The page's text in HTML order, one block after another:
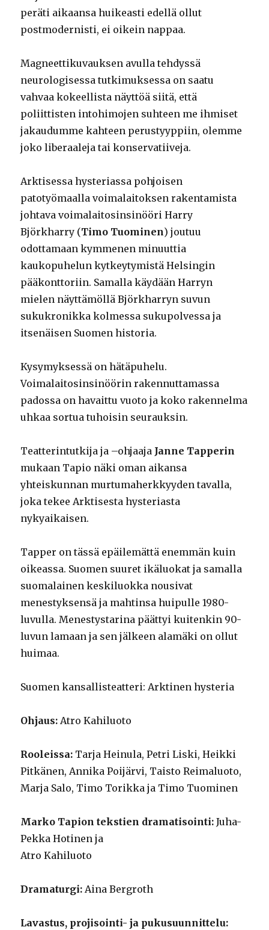
peräti aikaansa huikeasti edellä ollut
postmodernisti, ei oikein nappaa.
Magneettikuvauksen avulla tehdyssä
neurologisessa tutkimuksessa on saatu
vahvaa kokeellista näyttöä siitä, että
poliittisten intohimojen suhteen me ihmiset
jakaudumme kahteen perustyyppiin, olemme
joko liberaaleja tai konservatiiveja.
Arktisessa hysteriassa pohjoisen
patotyömaalla voimalaitoksen rakentamista
johtava voimalaitosinsinööri Harry
Björkharry (Timo Tuominen) joutuu
odottamaan kymmenen minuuttia
kaukopuhelun kytkeytymistä Helsingin
pääkonttoriin. Samalla käydään Harryn
mielen näyttämöllä Björkharryn suvun
sukukronikka kolmessa sukupolvessa ja
itsenäisen Suomen historia.
Kysymyksessä on hätäpuhelu.
Voimalaitosinsinöörin rakennuttamassa
padossa on havaittu vuoto ja koko rakennelma
uhkaa sortua tuhoisin seurauksin.
Teatterintutkija ja –ohjaaja Janne Tapperin
mukaan Tapio näki oman aikansa
yhteiskunnan murtumaherkkyyden tavalla,
joka tekee Arktisesta hysteriasta
nykyaikaisen.
Tapper on tässä epäilemättä enemmän kuin
oikeassa. Suomen suuret ikäluokat ja samalla
suomalainen keskiluokka nousivat
menestyksensä ja mahtinsa huipulle 1980-
luvulla. Menestystarina päättyi kuitenkin 90-
luvun lamaan ja sen jälkeen alamäki on ollut
huimaa.
Suomen kansallisteatteri: Arktinen hysteria
Ohjaus:Atro Kahiluoto
Rooleissa: Tarja Heinula, Petri Liski, Heikki
Pitkänen, Annika Poijärvi, Taisto Reimaluoto,
Marja Salo, Timo Torikka ja Timo Tuominen
Marko Tapion tekstien dramatisointi:Juha-
Pekka Hotinen ja
Atro Kahiluoto
Dramaturgi:Aina Bergroth
Lavastus, projisointi- ja pukusuunnittelu: